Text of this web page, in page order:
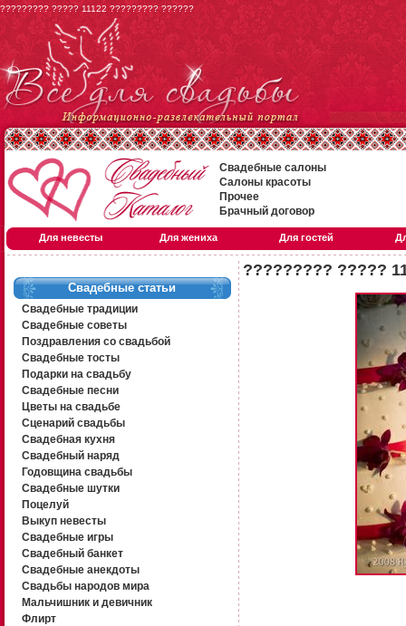
????????? ????? 11122 ????????? ??????
Свадебные салоны
Салоны красоты
Прочее
Брачный договор
Для невесты Для жениха Для гостей
Свадебные статьи
Свадебные традиции
Свадебные советы
Поздравления со свадьбой
Свадебные тосты
Подарки на свадьбу
Свадебные песни
Цветы на свадьбе
Сценарий свадьбы
Свадебная кухня
Свадебный наряд
Годовщина свадьбы
Свадебные шутки
Поцелуй
Выкуп невесты
Свадебные игры
Свадебный банкет
Свадебные анекдоты
Свадьбы народов мира
Мальчишник и девичник
Флирт
????????? ?????